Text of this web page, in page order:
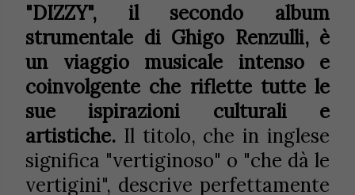
"DIZZY", il secondo album
strumentale di Ghigo Renzulli, è
un viaggio musicale intenso e
coinvolgente che riflette tutte le
sue ispirazioni culturali e
artistiche. Il titolo, che in inglese
significa "vertiginoso" o "che dà le
vertigini", descrive perfettamente